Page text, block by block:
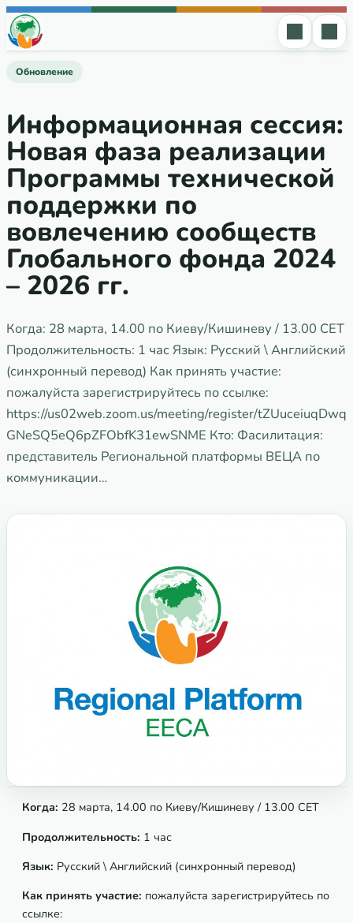
Перейти к содержимому
Обновление
Информационная сессия:
Новая фаза реализации
Программы технической
поддержки по
вовлечению сообществ
Глобального фонда 2024
– 2026 гг.
Когда: 28 марта, 14.00 по Киеву/Кишиневу / 13.00 CET
Продолжительность: 1 час Язык: Русский \ Английский
(синхронный перевод) Как принять участие:
пожалуйста зарегистрируйтесь по ссылке:
https://us02web.zoom.us/meeting/register/tZUuceiuqDwq
GNeSQ5eQ6pZFObfK31ewSNME Кто: Фасилитация:
представитель Региональной платформы ВЕЦА по
коммуникации…
Когда: 28 марта, 14.00 по Киеву/Кишиневу / 13.00 CET
Продолжительность: 1 час
Язык: Русский \ Английский (синхронный перевод)
Как принять участие: пожалуйста зарегистрируйтесь по
ссылке: